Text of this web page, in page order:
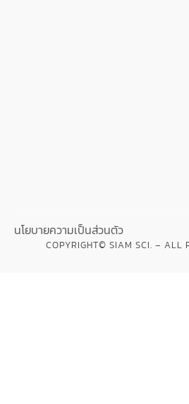
COPYRIGHT© SIAM SCI. – ALL
นโยบายความเป็นส่วนตัว